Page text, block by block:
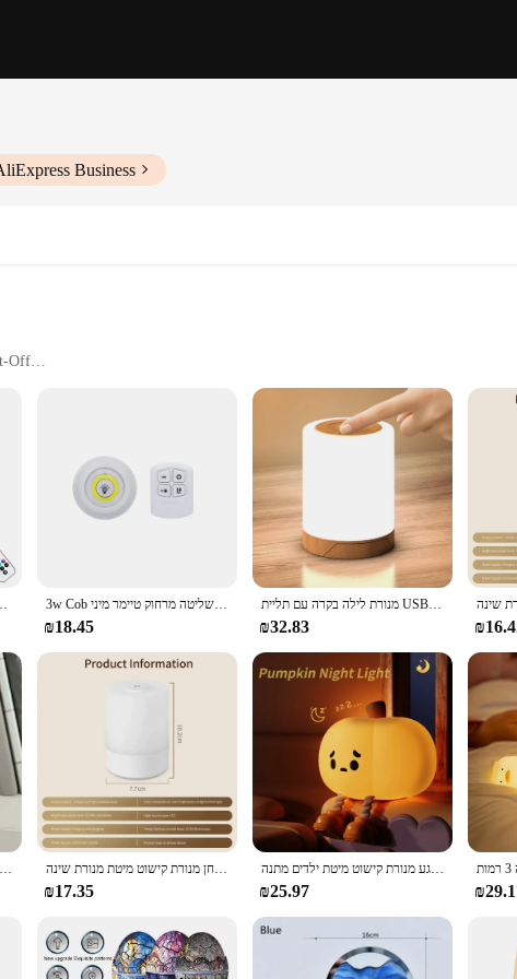
Business
Off
providing a soft, ambient glow that's perfect for nighttime use. Its sleek,
turn on and off at your desired intervals, from 15 to 60 minutes. This feature is
who values a consistent lighting schedule.
not only provides a warm, inviting light but also helps to reduce energy
your part for the environment. The night light is compact and lightweight,
room, create a cozy atmosphere in your bedroom, or provide a gentle light
and energy efficiency make it a great option for hotels, guest rooms, or even
have for anyone seeking a reliable and stylish lighting solution.
מנורת קריסטל הוביל אור צפון מקרן אור 3w Cob הוביל תחת ארון אור שליטה מרחוק טיימר מיני led לילה מנורת ארון מטבח בתוך בתוך בתוך בתוך סוללה capybara capybara
₪18.45
מנורת לילה בקרה עם תליית USB נטענת USB נטענת USB לילה אור השינה ליד מיטת מנורת שולחן עם טיימר
₪32.83
1 צבע PC שינוי צבע הוביל שעון מעורר ואור לילה תצוגה דיגיטלית מגע תאריך ושעה ללא סוללה הוביל לגעת זוהר לילה אור הלילה אור שלט עיתוי עמעום חדר השינה תאורה שולחן מנורת קישוט מיטת מנורת שינה
₪17.35
נטענת לילה אור בלילה סיליקון חמוד אור סיליקון חמוד עם טיימר עמת מגע מנורת קישוט מיטת ילדים מתנה
₪25.97